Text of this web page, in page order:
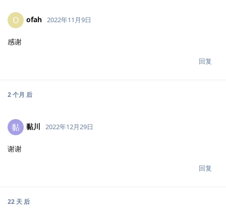
O ofah 2022年11月9日
感谢
回复
2 个月 后
黏 黏川 2022年12月29日
谢谢
回复
22 天 后